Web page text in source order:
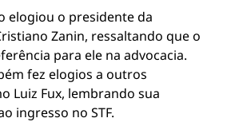
elogiou o presidente da
Zanin, ressaltando que o
para ele na advocacia.
fez elogios a outros
Luiz Fux, lembrando sua
ingresso no STF.